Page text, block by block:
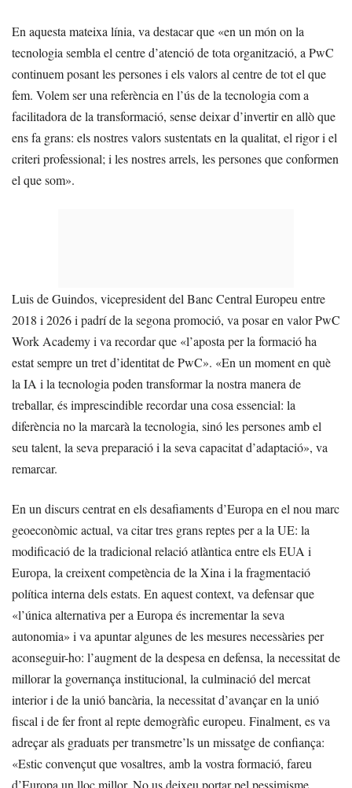
En aquesta mateixa línia, va destacar que «en un món on la
tecnologia sembla el centre d’atenció de tota organització, a PwC
continuem posant les persones i els valors al centre de tot el que
fem. Volem ser una referència en l’ús de la tecnologia com a
facilitadora de la transformació, sense deixar d’invertir en allò que
ens fa grans: els nostres valors sustentats en la qualitat, el rigor i el
criteri professional; i les nostres arrels, les persones que conformen
el que som».
Luis de Guindos, vicepresident del Banc Central Europeu entre
2018 i 2026 i padrí de la segona promoció, va posar en valor PwC
Work Academy i va recordar que «l’aposta per la formació ha
estat sempre un tret d’identitat de PwC». «En un moment en què
la IA i la tecnologia poden transformar la nostra manera de
treballar, és imprescindible recordar una cosa essencial: la
diferència no la marcarà la tecnologia, sinó les persones amb el
seu talent, la seva preparació i la seva capacitat d’adaptació», va
remarcar.
En un discurs centrat en els desafiaments d’Europa en el nou marc
geoeconòmic actual, va citar tres grans reptes per a la UE: la
modificació de la tradicional relació atlàntica entre els EUA i
Europa, la creixent competència de la Xina i la fragmentació
política interna dels estats. En aquest context, va defensar que
«l’única alternativa per a Europa és incrementar la seva
autonomia» i va apuntar algunes de les mesures necessàries per
aconseguir-ho: l’augment de la despesa en defensa, la necessitat de
millorar la governança institucional, la culminació del mercat
interior i de la unió bancària, la necessitat d’avançar en la unió
fiscal i de fer front al repte demogràfic europeu. Finalment, es va
adreçar als graduats per transmetre’ls un missatge de confiança:
«Estic convençut que vosaltres, amb la vostra formació, fareu
d’Europa un lloc millor. No us deixeu portar pel pessimisme